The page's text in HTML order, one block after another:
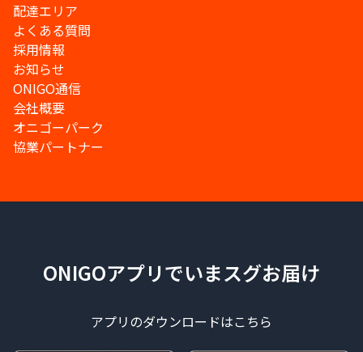
配達エリア
よくある質問
採用情報
お知らせ
ONIGO通信
会社概要
オニゴーパーク
協業パートナー
ONIGOアプリでいまスグお届け
アプリのダウンロードはこちら